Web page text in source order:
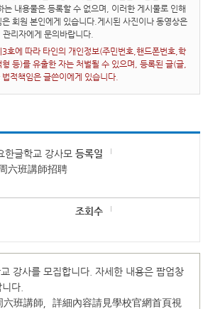
는 내용물은 등록할 수 없으며, 이러한 게시물로 인해
회원 본인에게 있습니다.게시된 사진이나 동영상은
리자에게 문의바랍니다.
호에 따라 타인의 개인정보(주민번호,핸드폰번호,학
등)를 유출한 자는 처벌될 수 있으며, 등록된 글(글,
적책임은 글쓴이에게 있습니다.
한글학교 강사모
六班講師招聘
등록일
조회수
강사를 모집합니다. 자세한 내용은 팝업창
다.
班講師，詳細內容請見學校官網首頁視